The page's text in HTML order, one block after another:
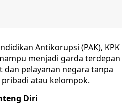
Antikorupsi (PAK), KPK
menjadi garda terdepan
dan pelayanan negara tanpa
atau kelompok.
Diri